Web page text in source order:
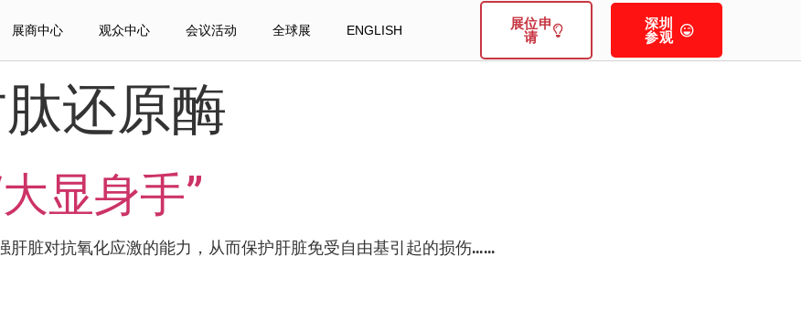
展商中心 观众中心 会议活动 全球展 ENGLISH 展位申
请
深圳
参观
还原酶
显身手”
肝脏对抗氧化应激的能力，从而保护肝脏免受自由基引起的损伤……